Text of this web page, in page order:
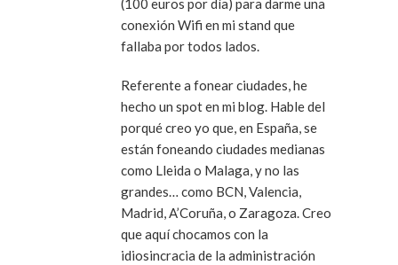
(100 euros por día) para darme una
conexión Wifi en mi stand que
fallaba por todos lados.
Referente a fonear ciudades, he
hecho un spot en mi blog. Hable del
porqué creo yo que, en España, se
están foneando ciudades medianas
como Lleida o Malaga, y no las
grandes… como BCN, Valencia,
Madrid, A’Coruña, o Zaragoza. Creo
que aquí chocamos con la
idiosincracia de la administración